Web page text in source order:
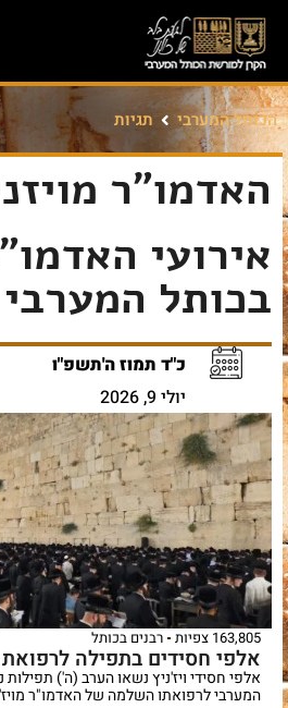
הכותל המערבי תגיות
האדמו"ר
אירועי
בכותל המערבי
כ"ד תמוז ה'תשפ"ו
יולי 9, 2026
163,805 צפיות רבנים בכותל
אלפי חסידים בתפילה לרפואת
אלפי חסידי ויז'ניץ נשאו הערב (ה')
המערבי לרפואתו השלמה של האדמו"ר